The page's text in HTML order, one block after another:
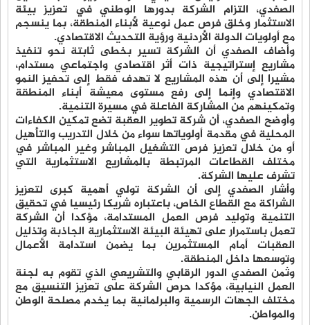
الصفدي، التزام الشركة بدورها الوطني في تعزيز بيئة
الاستثمار وخلق فرص عمل نوعية لأبناء المنطقة، بما ينسجم
مع أولويات الدولة الأردنية ورؤية التحديث الاقتصادي.
وأضاف الصفدي أن الشركة تسير بخطى ثابتة نحو تنفيذ
مشاريع إستراتيجية ذات أثر اقتصادي واجتماعي مستدام،
مشيرا إلى أن هذه المشاريع لا تهدف فقط إلى تحفيز النمو
الاقتصادي وإنما إلى رفع مستوى معيشة أبناء المنطقة
وتمكينهم من المشاركة الفاعلة في مسيرة التنمية.
وأوضح الصفدي، أن شركة تطوير العقبة تضع تمكين الكفاءات
المحلية في مقدمة أولوياتها سواء من خلال التدريب والتأهيل
أو من خلال تعزيز فرص التشغيل المباشر وغير المباشر في
مختلف القطاعات المرتبطة بالمشاريع الاستثمارية التي
تشرف عليها الشركة.
وأشار الصفدي إلى أن الشركة تولي أهمية كبرى لتعزيز
الشراكة مع القطاع الخاص، باعتباره شريكا رئيسيا في تحقيق
التنمية وتوليد فرص العمل المستدامة، مؤكدا أن الشركة
تعمل باستمرار على تهيئة البيئة الاستثمارية الجاذبة وتذليل
العقبات أمام المستثمرين بما يضمن استدامة الأعمال
وتوسعها داخل المنطقة.
وثمن الصفدي الدور الرقابي والتشريعي الذي تقوم به لجنة
العمل النيابية، مؤكدا حرص الشركة على تعزيز التنسيق مع
مختلف الجهات الرسمية والبرلمانية بما يخدم مصلحة الوطن
والمواطن.